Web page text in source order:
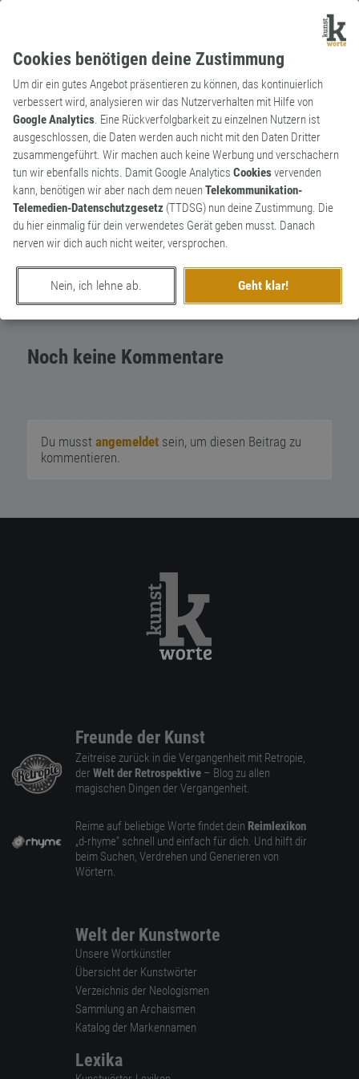
Cookies benötigen deine Zustimmung
Um dir ein gutes Angebot präsentieren zu können, das kontinuierlich
verbessert wird, analysieren wir das Nutzerverhalten mit Hilfe von
Google Analytics. Eine Rückverfolgbarkeit zu einzelnen Nutzern ist
ausgeschlossen, die Daten werden auch nicht mit den Daten Dritter
zusammengeführt. Wir machen auch keine Werbung und verschachern
tun wir ebenfalls nichts. Damit Google Analytics Cookiesvervenden
kann, benötigen wir aber nach dem neuenTelekommunikation-
Telemedien-Datenschutzgesetz (TTDSG) nun deine Zustimmung. Die
du hier einmalig für dein verwendetes Gerät geben musst. Danach
nerven wir dich auch nicht weiter, versprochen.
Nein, ich lehne ab. Geht klar!
Archaismus
Substantiv
Backpfeife
Substantiv, feminin. Ohrfeige.
0
0
erschaffen vonSprechreiz
Noch keine Kommentare
Du musst angemeldetsein, um diesen Beitrag zu
kommentieren.
Freunde der Kunst
Zeitreise zurück in die Vergangenheit mit Retropie,
der Welt der Retrospektive – Blog zu allen
magischen Dingen der Vergangenheit.
Reime auf beliebige Worte findet dein Reimlexikon
„d-rhyme” schnell und einfach für dich. Und hilft dir
beim Suchen, Verdrehen und Generieren von
Wörtern.
Welt der Kunstworte
Unsere Wortkünstler
Übersicht der Kunstwörter
Verzeichnis der Neologismen
Sammlung an Archaismen
Katalog der Markennamen
Lexika